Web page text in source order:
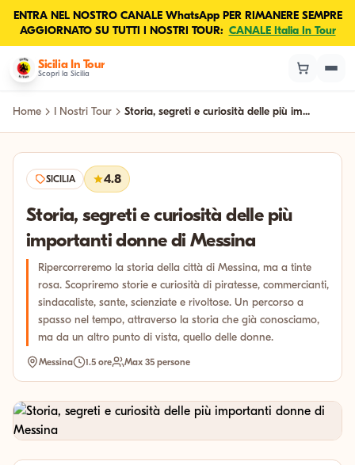
ENTRA NEL NOSTRO CANALE WhatsApp PER RIMANERE SEMPRE
AGGIORNATO SU TUTTI I NOSTRI TOUR: CANALE Italia In Tour
Sicilia In Tour
Scopri la Sicilia
Home I Nostri Tour Storia, segreti e curiosità delle più im...
SICILIA 4.8
Storia, segreti e curiosità delle più
importanti donne di Messina
Ripercorreremo la storia della città di Messina, ma a tinte
rosa. Scopriremo storie e curiosità di piratesse, commercianti,
sindacaliste, sante, scienziate e rivoltose. Un percorso a
spasso nel tempo, attraverso la storia che già conosciamo,
ma da un altro punto di vista, quello delle donne.
Messina 1.5 ore Max 35 persone